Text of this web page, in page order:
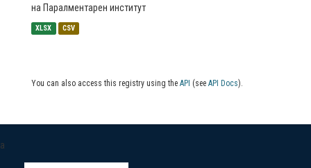
на Паралментарен институт
XLSX CSV
You can also access this registry using the API (see API Docs).
a